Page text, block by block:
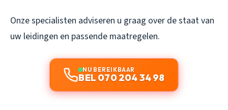
Onze specialisten adviseren u graag over de staat van
uw leidingen en passende maatregelen.
NU BEREIKBAAR
BEL 070 204 34 98